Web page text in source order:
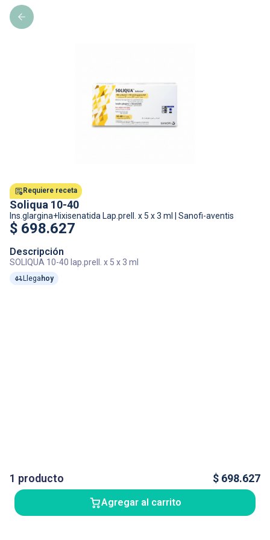
Requiere receta
Soliqua 10-40
Ins.glargina+lixisenatida Lap.prell. x 5 x 3 ml Sanofi-aventis
$ 698.627
Descripción
SOLIQUA 10-40 lap.prell. x 5 x 3 ml
Llega hoy
1 producto $ 698.627
Agregar al carrito